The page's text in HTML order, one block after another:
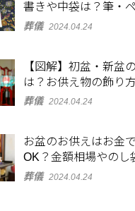
書きや中袋は？筆・
ナーとよくあるQ&A集
葬儀 2024.04.24
【図解】初盆・新盆
は？お供え物の飾り
ごとの違いを解説！
葬儀 2024.04.24
お盆のお供えはお金
OK？金額相場やのし
き方も解説
葬儀 2024.04.24